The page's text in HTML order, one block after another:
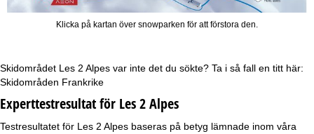
Klicka på kartan över snowparken för att förstora den.
Skidområdet Les 2 Alpes var inte det du sökte? Ta i så fall en titt här:
Skidområden Frankrike
Experttestresultat för Les 2 Alpes
Testresultatet för Les 2 Alpes baseras på betyg lämnade inom våra